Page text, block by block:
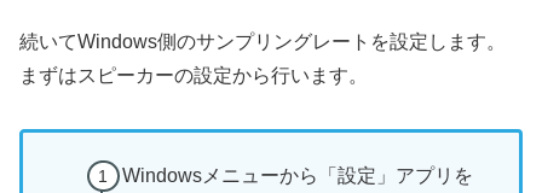
続いてWindows側のサンプリングレートを設定します。
まずはスピーカーの設定から行います。
Windowsメニューから「設定」アプリを